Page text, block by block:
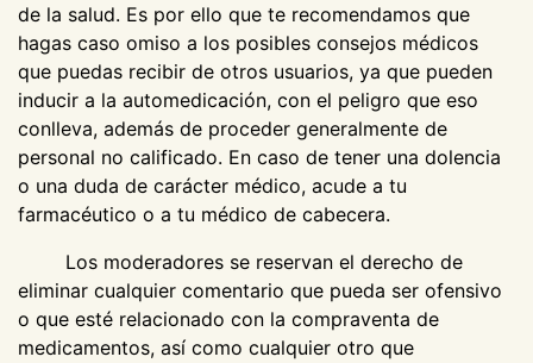
de la salud. Es por ello que te recomendamos que
hagas caso omiso a los posibles consejos médicos
que puedas recibir de otros usuarios, ya que pueden
inducir a la automedicación, con el peligro que eso
conlleva, además de proceder generalmente de
personal no calificado. En caso de tener una dolencia
o una duda de carácter médico, acude a tu
farmacéutico o a tu médico de cabecera.
Los moderadores se reservan el derecho de
eliminar cualquier comentario que pueda ser ofensivo
o que esté relacionado con la compraventa de
medicamentos, así como cualquier otro que